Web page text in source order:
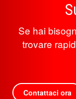
Se hai
trovare
Contattaci ora